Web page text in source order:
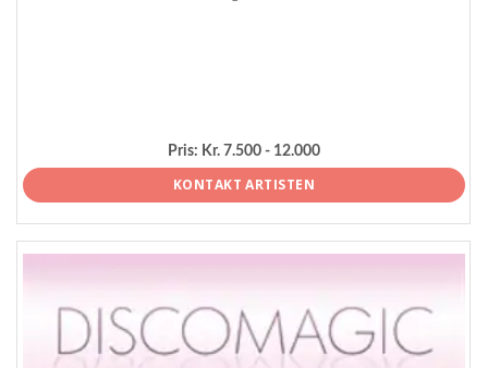
Pris: Kr. 7.500 - 12.000
KONTAKT ARTISTEN